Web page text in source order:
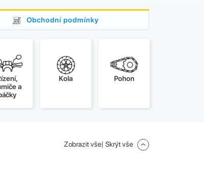
Obchodní podmínky
a
Kola Pohon
Zobrazit vše| Skrýt vše